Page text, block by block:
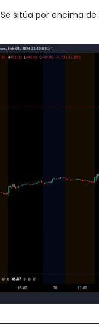
Se sitúa por encima